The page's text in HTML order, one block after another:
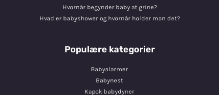
Hvornår begynder baby at grine?
Hvad er babyshower og hvornår holder man det?
Populære kategorier
Babyalarmer
Babynest
Kapok babydyner